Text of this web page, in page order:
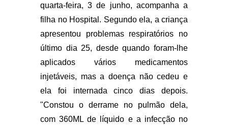
quarta-feira, 3 de junho, acompanha a
filha no Hospital. Segundo ela, a criança
apresentou problemas respiratórios no
último dia 25, desde quando foram-lhe
aplicados vários medicamentos
injetáveis, mas a doença não cedeu e
ela foi internada cinco dias depois.
"Constou o derrame no pulmão dela,
com 360ML de líquido e a infecção no